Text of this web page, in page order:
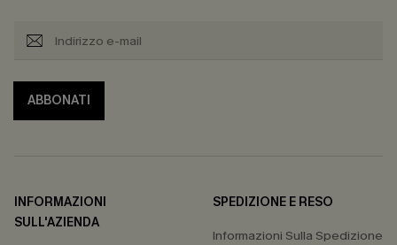
ABBONATI
INFORMAZIONI
SULL'AZIENDA
SPEDIZIONE E RESO
Informazioni Sulla Spedizione